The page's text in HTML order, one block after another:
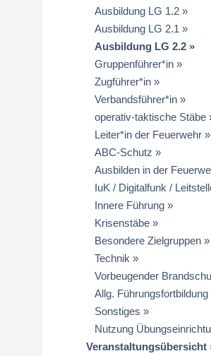
Ausbildung LG 1.2
Ausbildung LG 2.1
Ausbildung LG 2.2
Gruppenführer*in
Zugführer*in
Verbandsführer*in
operativ-taktische Stäbe
Leiter*in der Feuerwehr
ABC-Schutz
Ausbilden in der
IuK / Digitalfunk /
Innere Führung
Krisenstäbe
Besondere Zielgruppen
Technik
Vorbeugender
Allg. Führungsfortbildung
Sonstiges
Nutzung
Veranstaltungsübersicht